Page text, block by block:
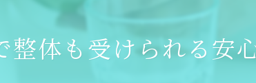
整体も受けられる安